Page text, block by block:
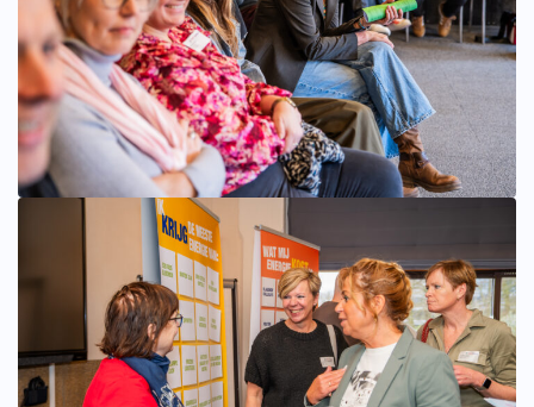
Bekijk afbeelding groter